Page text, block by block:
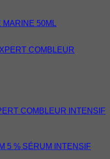
MARINE 50ML
COMBLEUR INTENSIF